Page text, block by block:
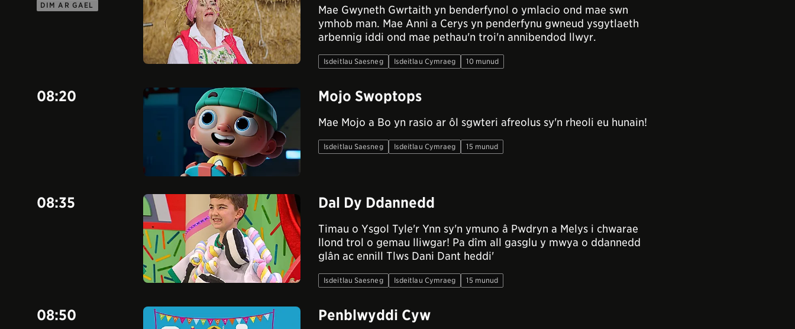
DIM AR GAEL
Mae Gwyneth Gwrtaith yn benderfynol o ymlacio ond mae swn
ymhob man. Mae Anni a Cerys yn penderfynu gwneud ysgytlaeth
arbennig iddi ond mae pethau'n troi'n annibendod llwyr.
Isdeitlau Saesneg Isdeitlau Cymraeg 10 munud
08:20 Mojo Swoptops
Mae Mojo a Bo yn rasio ar ôl sgwteri afreolus sy'n rheoli eu hunain!
Isdeitlau Saesneg Isdeitlau Cymraeg 15 munud
08:35 Dal Dy Ddannedd
Timau o Ysgol Tyle'r Ynn sy'n ymuno â Pwdryn a Melys i chwarae
llond trol o gemau lliwgar! Pa dîm all gasglu y mwya o ddannedd
glân ac ennill Tlws Dani Dant heddi'
Isdeitlau Saesneg Isdeitlau Cymraeg 15 munud
08:50 Penblwyddi Cyw